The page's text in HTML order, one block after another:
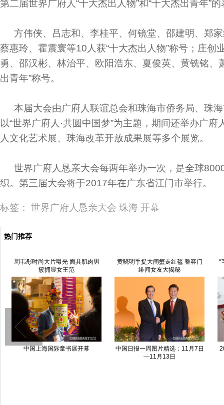
第二届世界广府人“十大杰出人物”和“十大杰出青年”
方伟侠、吕志和、李桂平、何镜堂、邵建明、郑
蔡惠玲、霍震寰等10人获“十大杰出人物”称号；庄创
勇、邵汉彬、林治平、欧阳浩东、夏俊英、黄铣铭、
出青年”称号。
本届大会由广府人联谊总会和珠海市侨务局、珠
以“世界广府人·共圆中国梦”为主题，期间还举办广府
人文化艺术展、珠海改革开放成果展等多个展览。
世界广府人恳亲大会每两年举办一次，是全球
织。第三届大会将于2017年在广东省江门市举行。
标签： 世界广府人恳亲大会 珠海 开幕
热门推荐
周韦彤时尚大片曝光 面具肌肉男
簇拥显女王范
黄晓明手提大闸蟹走红毯 整容门
绯闻女友大揭秘
“
中国上海国际童书展开幕
中国日报一周图片精选：11月7日
—11月13日